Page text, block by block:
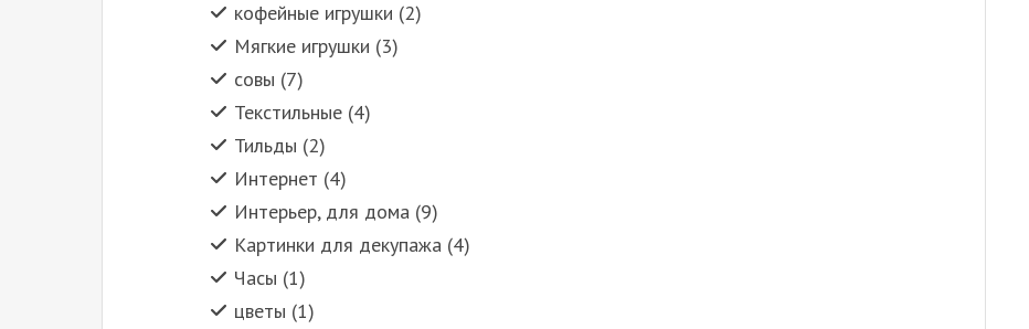
кофейные игрушки (2)
Мягкие игрушки (3)
совы (7)
Текстильные (4)
Тильды (2)
Интернет (4)
Интерьер, для дома (9)
Картинки для декупажа (4)
Часы (1)
цветы (1)